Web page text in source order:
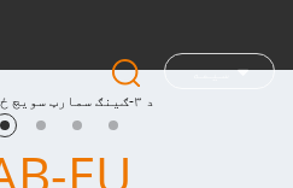
سیمه